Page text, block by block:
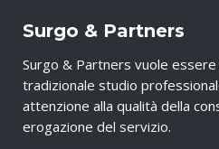
Surgo & Partners
Surgo & Partners vuole essere
tradizionale studio
attenzione alla qualità della
erogazione del servizio.